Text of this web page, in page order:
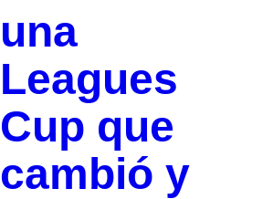
una
Leagues
Cup que
cambió y